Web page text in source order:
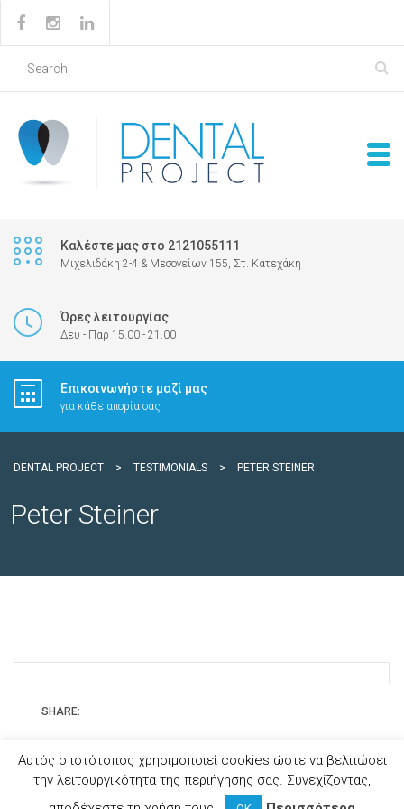
Καλέστε μας στο 2121055111
Μιχελιδάκη 2-4 & Μεσογείων 155, Στ. Κατεχάκη
Ώρες λειτουργίας
Δευ - Παρ 15.00 - 21.00
Επικοινωνήστε μαζί μας
για κάθε απορία σας
DENTAL PROJECT > TESTIMONIALS > PETER STEINER
Peter Steiner
SHARE:
Copyright © 2025 Dental Project
Αυτός ο ιστότοπος χρησιμοποιεί cookies ώστε να βελτιώσει
την λειτουργικότητα της περιήγησής σας. Συνεχίζοντας,